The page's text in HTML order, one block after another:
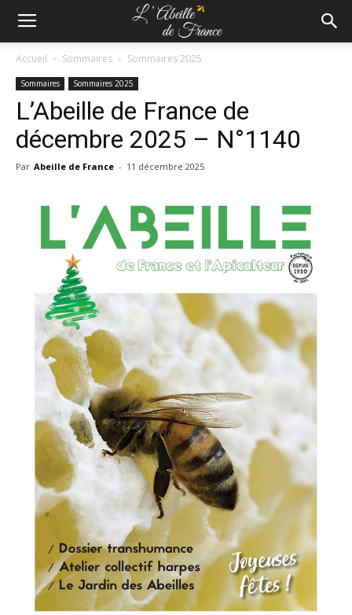
Accueil Sommaires Sommaires 2025
Sommaires Sommaires 2025
L’Abeille de France de
décembre 2025 – N°1140
Par Abeille de France - 11 décembre 2025